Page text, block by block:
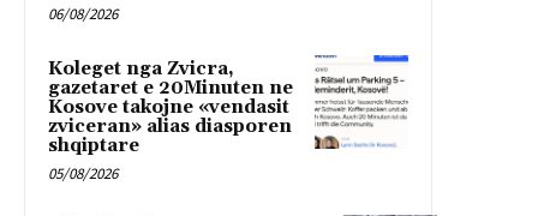
06/08/2026
Koleget nga Zvicra,
gazetaret e 20Minuten ne
Kosove takojne «vendasit
zviceran» alias diasporen
shqiptare
05/08/2026